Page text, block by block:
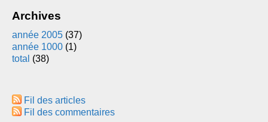
Archives
année 2005 (37)
année 1000 (1)
total (38)
Fil des articles
Fil des commentaires